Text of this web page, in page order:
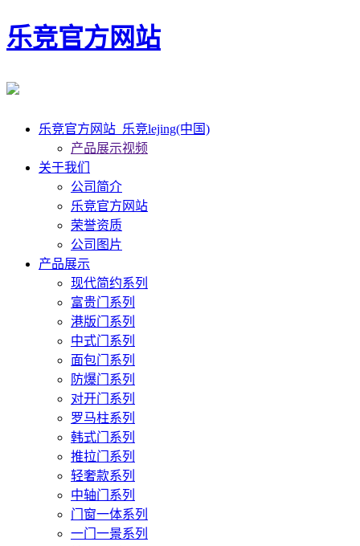
乐竞官方网站
乐竞官方网站_乐竞lejing(中国)
产品展示视频
关于我们
公司简介
乐竞官方网站
荣誉资质
公司图片
产品展示
现代简约系列
富贵门系列
港版门系列
中式门系列
面包门系列
防爆门系列
对开门系列
罗马柱系列
韩式门系列
推拉门系列
轻奢款系列
中轴门系列
门窗一体系列
一门一景系列